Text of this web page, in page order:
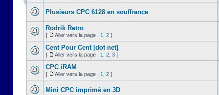
Plusieurs CPC 6128 en souffrance
Rodrik Retro
[ Aller vers la page : 1 2 ]
Cent Pour Cent [dot net]
[ Aller vers la page : 1 2 3 ]
CPC iRAM
[ Aller vers la page : 1 2 ]
Mini CPC imprimé en 3D